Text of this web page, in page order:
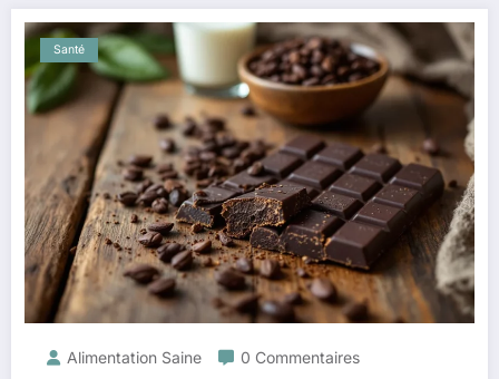
Santé
Alimentation Saine 0 Commentaires